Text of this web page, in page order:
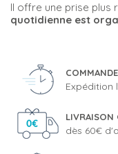
Il offre une prise plus
quotidienne est
Expédition
LIVRAISON
dès 60€